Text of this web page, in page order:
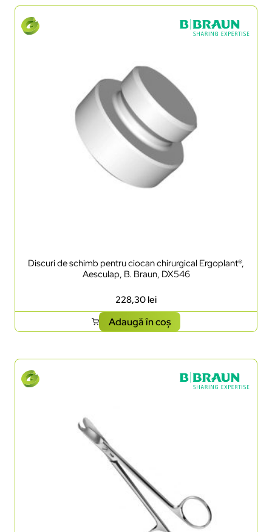
Discuri de schimb pentru ciocan chirurgical Ergoplant®,
Aesculap, B. Braun, DX546
228,30lei
Adaugă în coș